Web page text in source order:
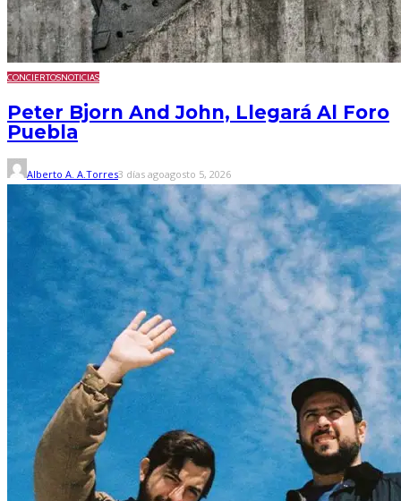
CONCIERTOSNOTICIAS
Peter Bjorn And John, Llegará Al Foro
Puebla
Alberto A. A.Torres3 días agoagosto 5, 2026